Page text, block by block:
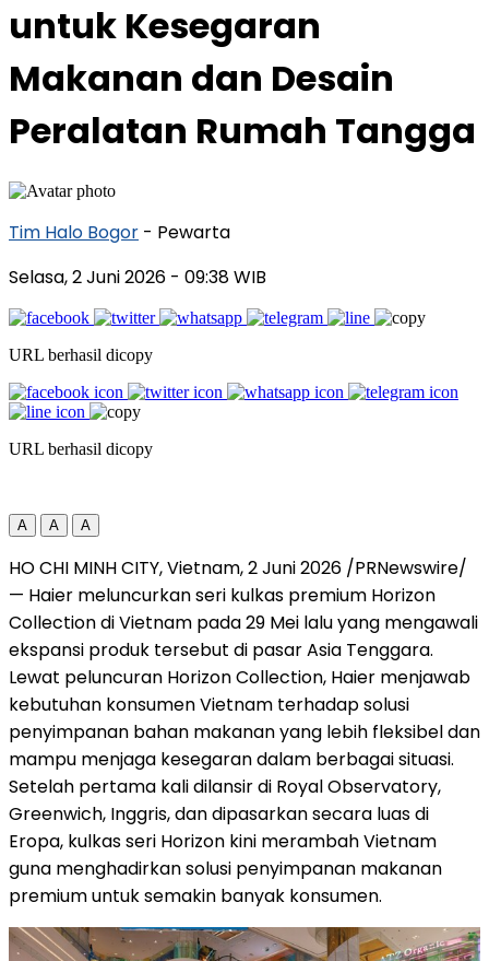
untuk Kesegaran
Makanan dan Desain
Peralatan Rumah Tangga
Tim Halo Bogor - Pewarta
Selasa, 2 Juni 2026 - 09:38 WIB
URL berhasil dicopy
URL berhasil dicopy
A A A
HO CHI MINH CITY, Vietnam, 2 Juni 2026 /PRNewswire/
— Haier meluncurkan seri kulkas premium Horizon
Collection di Vietnam pada 29 Mei lalu yang mengawali
ekspansi produk tersebut di pasar Asia Tenggara.
Lewat peluncuran Horizon Collection, Haier menjawab
kebutuhan konsumen Vietnam terhadap solusi
penyimpanan bahan makanan yang lebih fleksibel dan
mampu menjaga kesegaran dalam berbagai situasi.
Setelah pertama kali dilansir di Royal Observatory,
Greenwich, Inggris, dan dipasarkan secara luas di
Eropa, kulkas seri Horizon kini merambah Vietnam
guna menghadirkan solusi penyimpanan makanan
premium untuk semakin banyak konsumen.